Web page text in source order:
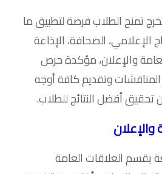
تمنح الطلاب فرصة لتطبيق ما
الإعلامي، الصحافة، الإذاعة
والإعلان، مؤكدة حرص
وتقديم كافة أوجه
تحقيق أفضل النتائج للطلاب.
بقسم العلاقات العامة